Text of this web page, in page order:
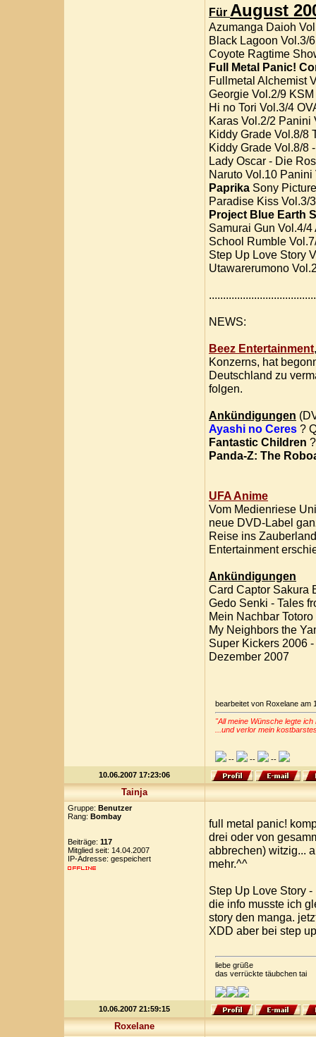
Für August
Azumanga Daioh
Black Lagoon Vol.3/
Coyote Ragtime
Full Metal Panic!
Fullmetal Alchemist
Georgie Vol.2/9
Hi no Tori Vol.3/4
Karas Vol.2/2 Panini
Kiddy Grade Vol.8/8
Kiddy Grade Vol.8/8
Lady Oscar - Die
Naruto Vol.10
Paprika Sony
Paradise Kiss Vol.3/
Project Blue Earth
Samurai Gun Vol.4/
School Rumble
Step Up Love Story
Utawarerumono
NEWS:
Beez Entertainment
Konzerns, hat
Deutschland zu
folgen.
Ankündigungen
Ayashi no Ceres ?
Fantastic Children
Panda-Z: The
UFA Anime
Vom Medienriese
neue DVD-Label
Reise ins
Entertainment
Ankündigungen
Card Captor Sakura
Gedo Senki - Tales
Mein Nachbar
My Neighbors the
Super Kickers 2006
Dezember 2007
bearbeitet von Roxelane am
"All meine Wünsche legte
...und verlor mein
-- --
--
10.06.2007 17:23:06
Tainja
Gruppe: Benutzer
Rang: Bombay
Beiträge: 117
Mitglied seit: 14.04.2007
IP-Adresse: gespeichert
full metal panic!
drei oder von
abbrechen) witzig...
mehr.^^
Step Up Love Story
die info musste ich
story den manga.
XDD aber bei step
liebe grüße
das verrückte täubchen tai
10.06.2007 21:59:15
Roxelane